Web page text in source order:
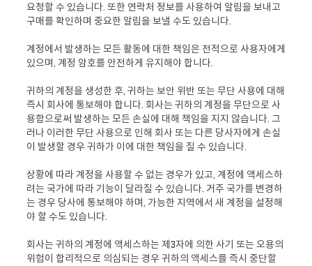
요청할 수 있습니다. 또한 연락처 정보를 사용하여 알림을 보내고
구매를 확인하며 중요한 알림을 보낼 수도 있습니다.
계정에서 발생하는 모든 활동에 대한 책임은 전적으로 사용자에게
있으며, 계정 암호를 안전하게 유지해야 합니다.
귀하의 계정을 생성한 후, 귀하는 보안 위반 또는 무단 사용에 대해
즉시 회사에 통보해야 합니다. 회사는 귀하의 계정을 무단으로 사
용함으로써 발생하는 모든 손실에 대해 책임을 지지 않습니다. 그
러나 이러한 무단 사용으로 인해 회사 또는 다른 당사자에게 손실
이 발생할 경우 귀하가 이에 대한 책임을 질 수 있습니다.
상황에 따라 계정을 사용할 수 없는 경우가 있고, 계정에 액세스하
려는 국가에 따라 기능이 달라질 수 있습니다. 거주 국가를 변경하
는 경우 당사에 통보해야 하며, 가능한 지역에서 새 계정을 설정해
야 할 수도 있습니다.
회사는 귀하의 계정에 액세스하는 제3자에 의한 사기 또는 오용의
위험이 합리적으로 의심되는 경우 귀하의 액세스를 즉시 중단할